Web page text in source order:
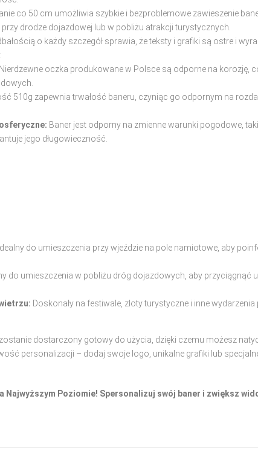
co 50 cm umożliwia szybkie i bezproblemowe zawieszenie
drodze dojazdowej lub w pobliżu atrakcji turystycznych.
o każdy szczegół sprawia, że teksty i grafiki są ostre i
Nierdzewne oczka produkowane w Polsce są odporne na korozję,
510g zapewnia trwałość baneru, czyniąc go odpornym na
Baner jest odporny na zmienne warunki pogodowe,
jego długowieczność.
Idealny do umieszczenia przy wjeździe na pole namiotowe, aby
do umieszczenia w pobliżu dróg dojazdowych, aby przyciągnąć
Doskonały na festiwale, zloty turystyczne i inne
zostanie dostarczony gotowy do użycia, dzięki czemu możesz
personalizacji – dodaj swoje logo, unikalne grafiki lub
Najwyższym Poziomie! Spersonalizuj swój baner i zwiększ